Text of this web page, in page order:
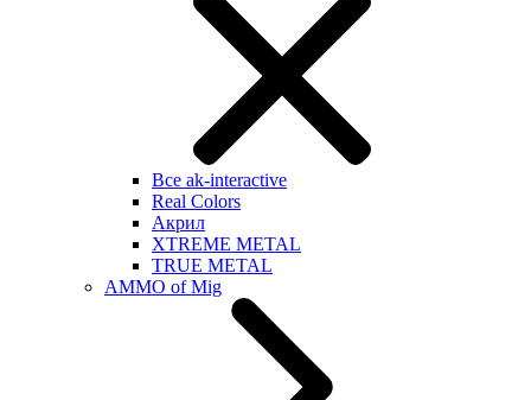
Все ak-interactive
Real Colors
Акрил
XTREME METAL
TRUE METAL
AMMO of Mig